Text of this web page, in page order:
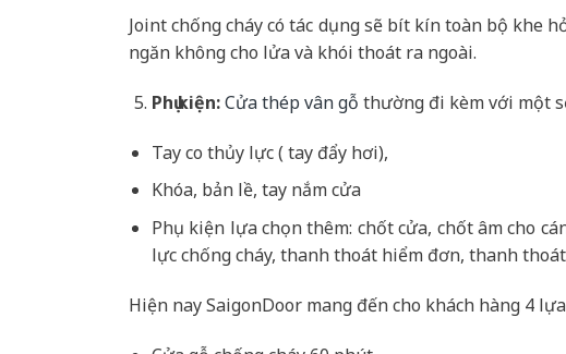
Joint chống cháy có tác dụng sẽ bít kín toàn bộ khe
ngăn không cho lửa và khói thoát ra ngoài.
Phụ kiện:Cửa thép vân gỗ thường đi kèm với một
Tay co thủy lực ( tay đẩy hơi),
Khóa, bản lề, tay nắm cửa
Phụ kiện lựa chọn thêm: chốt cửa, chốt âm cho
lực chống cháy, thanh thoát hiểm đơn, thanh
Hiện nay SaigonDoor mang đến cho khách hàng 4